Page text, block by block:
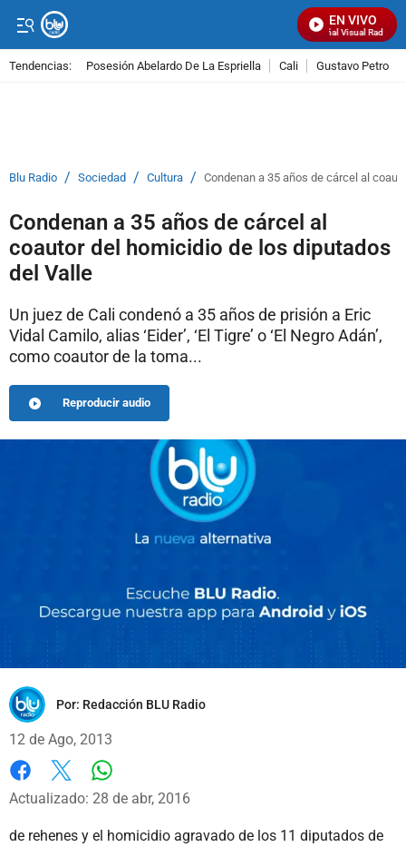
EN VIVO
Señal Visual Radio
Tendencias: Posesión Abelardo De La Espriella Cali Gustavo Petro
Blu Radio / Sociedad / Cultura / Condenan a 35 años de cárcel al
Condenan a 35 años de cárcel al
coautor del homicidio de los diputados
del Valle
Un juez de Cali condenó a 35 años de prisión a Eric
Vidal Camilo, alias ‘Eider’, ‘El Tigre’ o ‘El Negro Adán’,
como coautor de la toma...
Reproducir audio
Por: Redacción BLU Radio
12 de Ago, 2013
Facebook
X
Actualizado: 28 de abr, 2016
de rehenes y el homicidio agravado de los 11 diputados de